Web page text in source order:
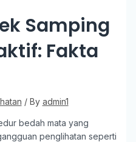
Samping
Fakta
/ By admin1
bedah mata yang
penglihatan seperti